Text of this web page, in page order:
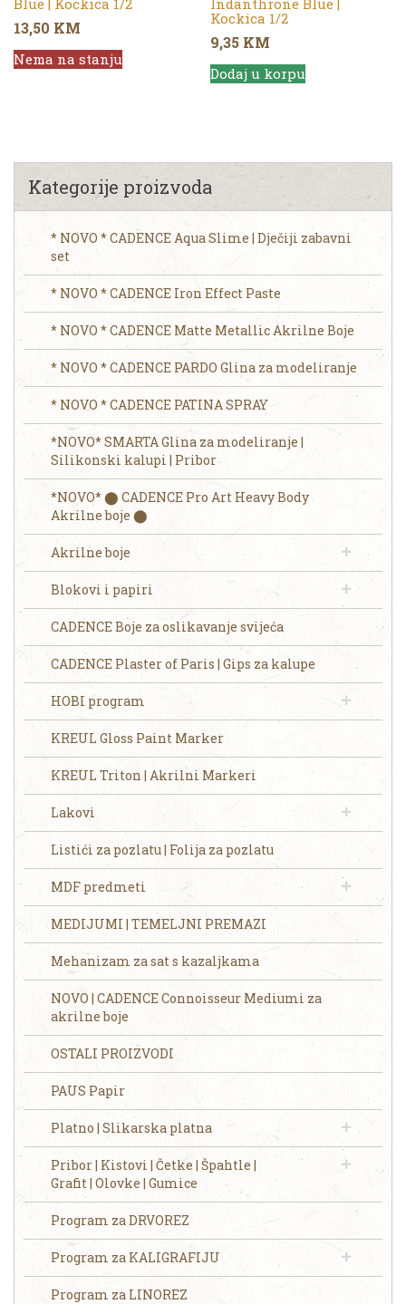
Blue | Kockica 1/2
13,50 KM
Nema na stanju
Indanthrone Blue |
Kockica 1/2
9,35 KM
Dodaj u korpu
Kategorije proizvoda
* NOVO * CADENCE Aqua Slime | Dječiji zabavni
set
* NOVO * CADENCE Iron Effect Paste
* NOVO * CADENCE Matte Metallic Akrilne Boje
* NOVO * CADENCE PARDO Glina za modeliranje
* NOVO * CADENCE PATINA SPRAY
*NOVO* SMARTA Glina za modeliranje |
Silikonski kalupi | Pribor
*NOVO* ⬤ CADENCE Pro Art Heavy Body
Akrilne boje ⬤
Akrilne boje
Blokovi i papiri
CADENCE Boje za oslikavanje svijeća
CADENCE Plaster of Paris | Gips za kalupe
HOBI program
KREUL Gloss Paint Marker
KREUL Triton | Akrilni Markeri
Lakovi
Listići za pozlatu | Folija za pozlatu
MDF predmeti
MEDIJUMI | TEMELJNI PREMAZI
Mehanizam za sat s kazaljkama
NOVO | CADENCE Connoisseur Mediumi za
akrilne boje
OSTALI PROIZVODI
PAUS Papir
Platno | Slikarska platna
Pribor | Kistovi | Četke | Špahtle |
Grafit | Olovke | Gumice
Program za DRVOREZ
Program za KALIGRAFIJU
Program za LINOREZ